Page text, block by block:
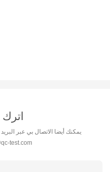
يمكنك أيضا الاتصال بي عبر
test.com